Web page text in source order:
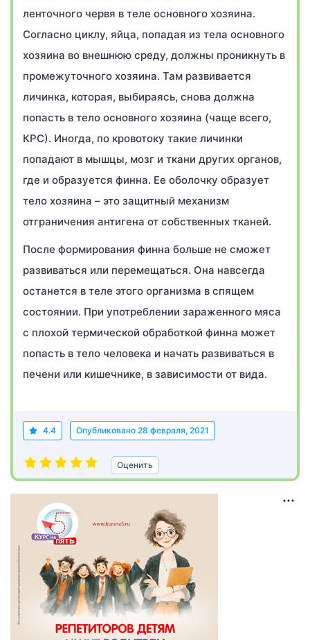
ленточного червя в теле основного хозяина.
Согласно циклу, яйца, попадая из тела основного
хозяина во внешнюю среду, должны проникнуть в
промежуточного хозяина. Там развивается
личинка, которая, выбираясь, снова должна
попасть в тело основного хозяина (чаще всего,
КРС). Иногда, по кровотоку такие личинки
попадают в мышцы, мозг и ткани других органов,
где и образуется финна. Ее оболочку образует
тело хозяина – это защитный механизм
отграничения антигена от собственных тканей.
После формирования финна больше не сможет
развиваться или перемещаться. Она навсегда
останется в теле этого организма в спящем
состоянии. При употреблении зараженного мяса
с плохой термической обработкой финна может
попасть в тело человека и начать развиваться в
печени или кишечнике, в зависимости от вида.
4.4 Опубликовано 28 февраля, 2021
Оценить